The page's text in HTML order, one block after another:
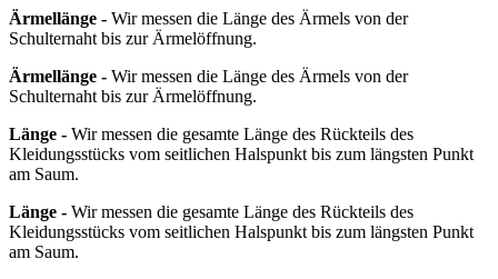
Ärmellänge - Wir messen die Länge des Ärmels von der
Schulternaht bis zur Ärmelöffnung.
Ärmellänge - Wir messen die Länge des Ärmels von der
Schulternaht bis zur Ärmelöffnung.
Länge - Wir messen die gesamte Länge des Rückteils des
Kleidungsstücks vom seitlichen Halspunkt bis zum längsten Punkt
am Saum.
Länge - Wir messen die gesamte Länge des Rückteils des
Kleidungsstücks vom seitlichen Halspunkt bis zum längsten Punkt
am Saum.